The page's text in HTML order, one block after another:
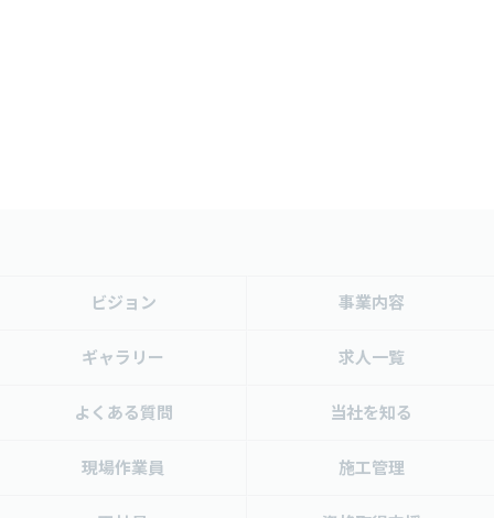
ビジョン 事業内容
ギャラリー 求人一覧
よくある質問 当社を知る
現場作業員 施工管理